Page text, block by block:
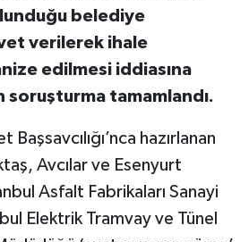
belediye
verilerek ihale
edilmesi iddiasına
tamamlandı.
hazırlanan
Avcılar ve Esenyurt
Asfalt Fabrikaları Sanayi
Elektrik Tramvay ve Tünel